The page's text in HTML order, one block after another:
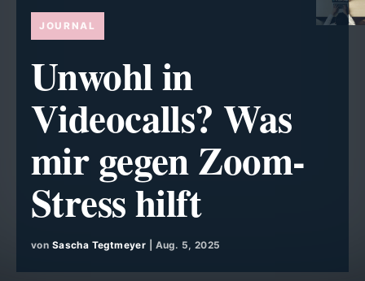
Unwohl in
Videocalls? Was
mir gegen Zoom-
Stress hilft
von Sascha Tegtmeyer Aug. 5, 2025